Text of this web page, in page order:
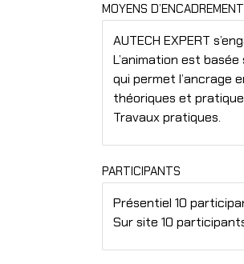
MOYENS
AUTECH EXPERT
L’animation est
qui permet l’ancrage
théoriques et
Travaux pratiques.
PARTICIPANTS
Présentiel 10
Sur site 10